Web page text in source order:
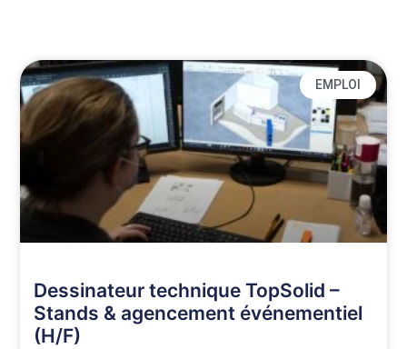
EMPLOI
Dessinateur technique TopSolid –
Stands & agencement événementiel
(H/F)